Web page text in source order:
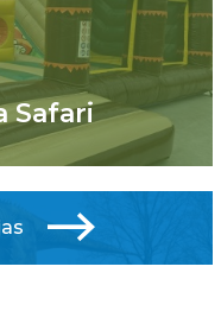
Safari